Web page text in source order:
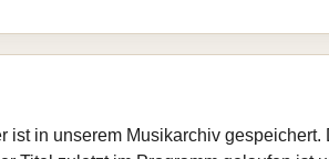
ist in unserem Musikarchiv